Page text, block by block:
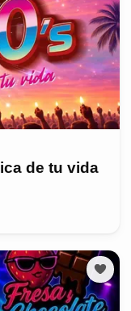
de tu vida